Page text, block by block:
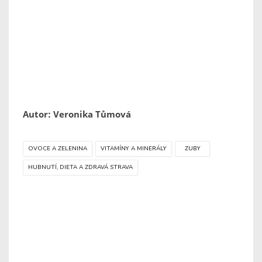
Autor: Veronika Tůmová
OVOCE A ZELENINA VITAMÍNY A MINERÁLY ZUBY
HUBNUTÍ, DIETA A ZDRAVÁ STRAVA